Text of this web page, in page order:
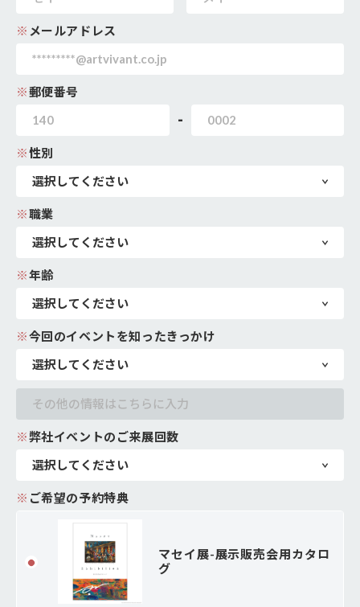
※ メールアドレス
※郵便番号
-
※性別
※職業
※年齢
※今回のイベントを知ったきっかけ
※弊社イベントのご来展回数
※ ご希望の予約特典
マセイ展-展示販売会用カタロ
グ